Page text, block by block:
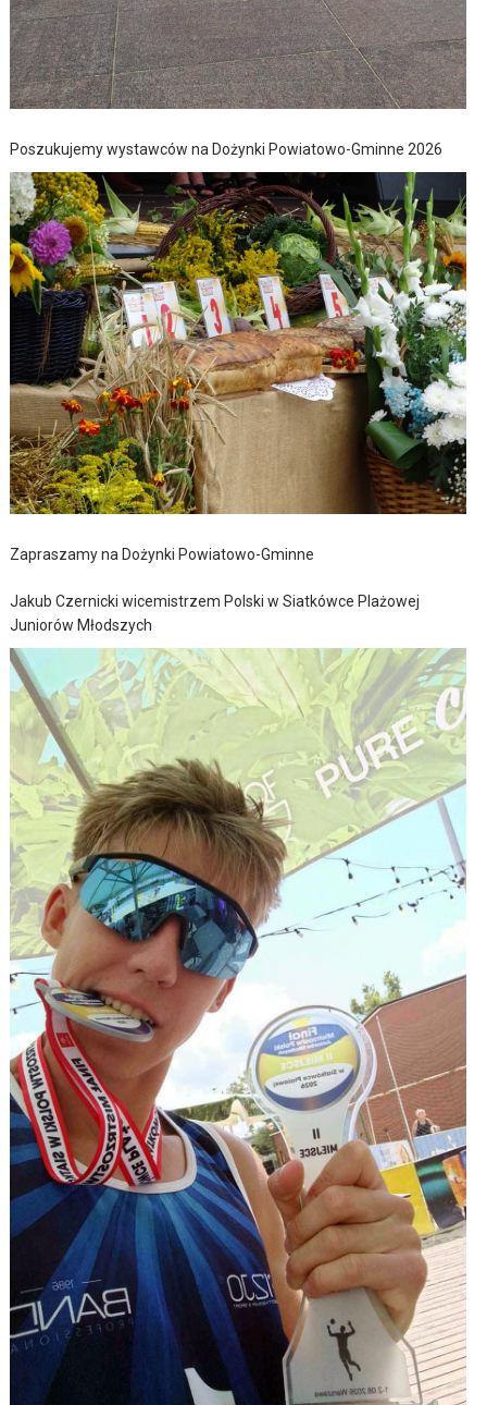
Poszukujemy wystawców na Dożynki Powiatowo-Gminne 2026
Zapraszamy na Dożynki Powiatowo-Gminne
Jakub Czernicki wicemistrzem Polski w Siatkówce Plażowej
Juniorów Młodszych